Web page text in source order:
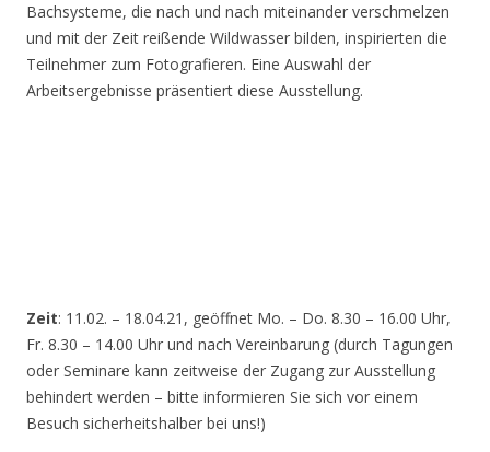
Bachsysteme, die nach und nach miteinander verschmelzen
und mit der Zeit reißende Wildwasser bilden, inspirierten die
Teilnehmer zum Fotografieren. Eine Auswahl der
Arbeitsergebnisse präsentiert diese Ausstellung.
Zeit: 11.02. – 18.04.21, geöffnet Mo. – Do. 8.30 – 16.00 Uhr,
Fr. 8.30 – 14.00 Uhr und nach Vereinbarung (durch Tagungen
oder Seminare kann zeitweise der Zugang zur Ausstellung
behindert werden – bitte informieren Sie sich vor einem
Besuch sicherheitshalber bei uns!)